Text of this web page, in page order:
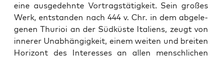
eine aus­gedehnte Vor­tragstätigkeit. Sein großes
Werk, ent­standen nach 444 v. Chr. in dem abgele­
ge­nen Thu­ri­oi an der Süd­küste Ital­iens, zeugt von
inner­er Unab­hängigkeit, einem weit­en und bre­it­en
Hor­i­zont des Inter­ess­es an allen men­schlichen